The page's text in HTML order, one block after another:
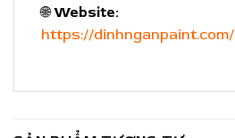
🌐Website:
https://dinhnganpaint.com/